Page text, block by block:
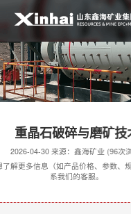
重晶石破碎与磨矿技
2026-04-30 来源：鑫海矿业 (96次
解更多信息（如产品价格、参数、
系我们的客服。